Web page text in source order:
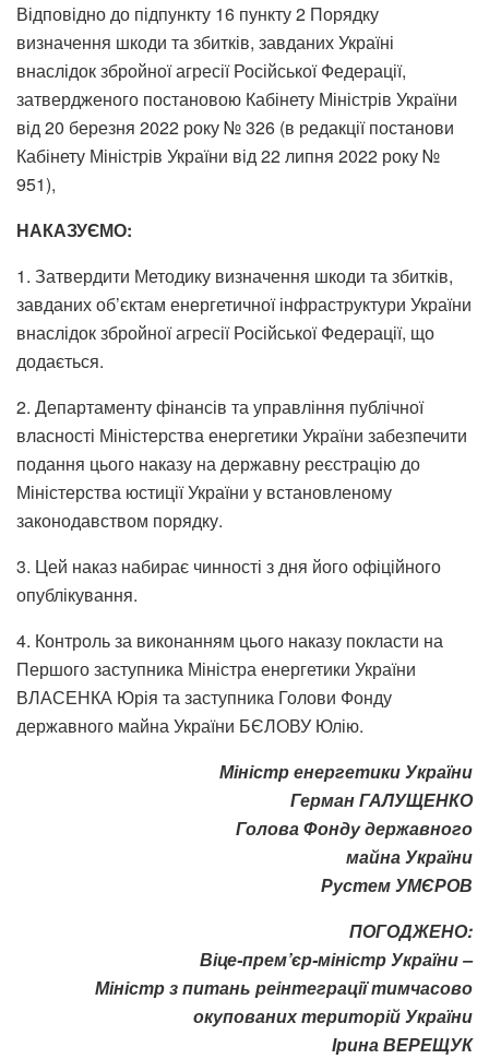
Відповідно до підпункту 16 пункту 2 Порядку
визначення шкоди та збитків, завданих Україні
внаслідок збройної агресії Російської Федерації,
затвердженого постановою Кабінету Міністрів України
від 20 березня 2022 року № 326 (в редакції постанови
Кабінету Міністрів України від 22 липня 2022 року №
951),
НАКАЗУЄМО:
1. Затвердити Методику визначення шкоди та збитків,
завданих об’єктам енергетичної інфраструктури України
внаслідок збройної агресії Російської Федерації, що
додається.
2. Департаменту фінансів та управління публічної
власності Міністерства енергетики України забезпечити
подання цього наказу на державну реєстрацію до
Міністерства юстиції України у встановленому
законодавством порядку.
3. Цей наказ набирає чинності з дня його офіційного
опублікування.
4. Контроль за виконанням цього наказу покласти на
Першого заступника Міністра енергетики України
ВЛАСЕНКА Юрія та заступника Голови Фонду
державного майна України БЄЛОВУ Юлію.
Міністр енергетики України
Герман ГАЛУЩЕНКО
Голова Фонду державного
майна України
Рустем УМЄРОВ
ПОГОДЖЕНО:
Віце-прем’єр-міністр України –
Міністр з питань реінтеграції тимчасово
окупованих територій України
Ірина ВЕРЕЩУК